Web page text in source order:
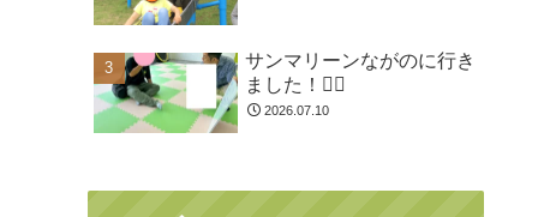
サンマリーンながのに行き
ました！🏊🏻
2026.07.10